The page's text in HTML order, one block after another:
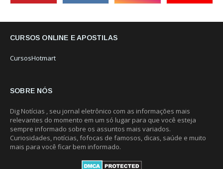
CURSOS ONLINE E APOSTILAS
CursosHotmart
SOBRE NÓS
Dig Notícias , seu jornal eletrônico com as informações mais
relevantes do momento em um só lugar para que você esteja
sempre informado sobre os assuntos mais variados.
Curiosidades, notícias, fofocas de famosos, dicas, saúde e muito
mais para você ficar bem informado.